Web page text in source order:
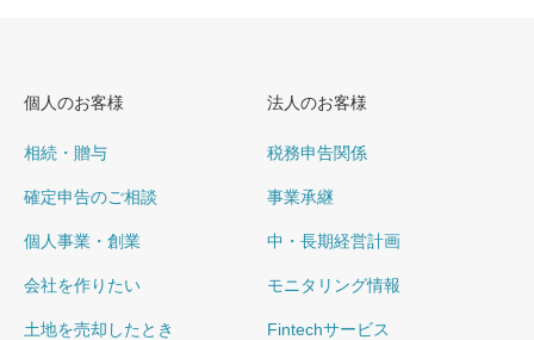
個人のお客様
相続・贈与
確定申告のご相談
個人事業・創業
会社を作りたい
土地を売却したとき
法人のお客様
税務申告関係
事業承継
中・長期経営計画
モニタリング情報
Fintechサービス